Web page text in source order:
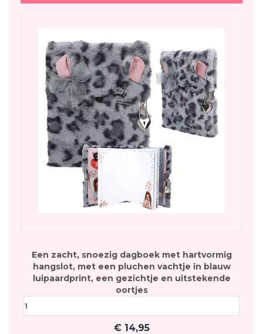
Een zacht, snoezig dagboek met hartvormig
hangslot, met een pluchen vachtje in blauw
luipaardprint, een gezichtje en uitstekende
oortjes
€ 14,95